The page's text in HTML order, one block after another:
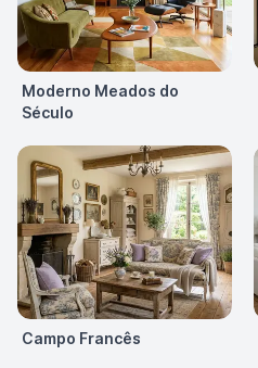
Moderno Meados do
Século
Campo Francês